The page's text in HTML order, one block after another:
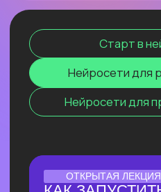
ОНЛАЙН-СЕМИНАР
ПО ПЕРПЛЕКСИТИ ИИ
ПЕДАГОГОВ
И РЕПЕТИТОРОВ
Соберем «вау-урок» для ваших
учеников и студентов за минуты
и расскажем, как сделать это
стабильной практикой.
ЛЕКЦИЯ-ПРАКТИКУМ
ПО ПРИМЕНЕНИЮ ИИ